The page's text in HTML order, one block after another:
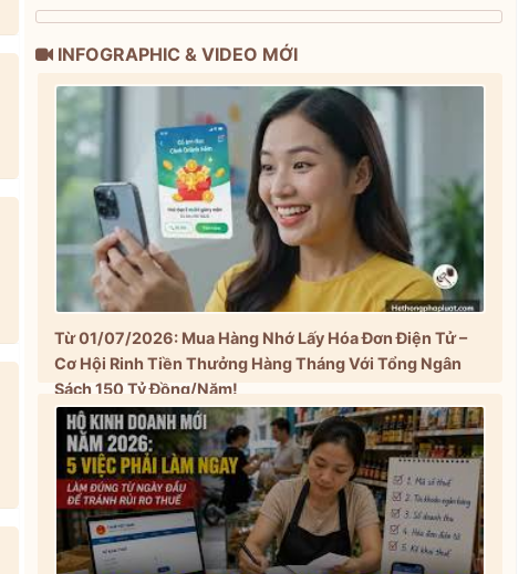
INFOGRAPHIC & VIDEO MỚI
Từ 01/07/2026: Mua Hàng Nhớ Lấy Hóa Đơn Điện Tử –
Cơ Hội Rinh Tiền Thưởng Hàng Tháng Với Tổng Ngân
Sách 150 Tỷ Đồng/Năm!